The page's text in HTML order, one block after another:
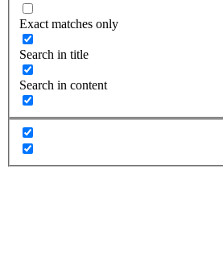
Exact matches only
Search in title
Search in content